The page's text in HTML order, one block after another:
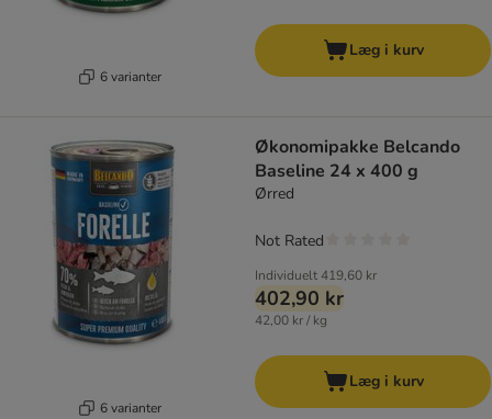
6 varianter
Læg i kurv
6 varianter
Økonomipakke Belcando
Baseline 24 x 400 g
Ørred
Individuelt419,60 kr
402,90 kr
42,00 kr / kg
Not Rated
Læg i kurv